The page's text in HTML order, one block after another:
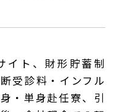
イト、財形貯蓄制
受診料・インフル
・単身赴任寮、引